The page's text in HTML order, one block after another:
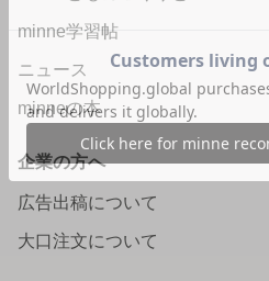
minne学習帖
ニュース
minneの本
企業の方へ
広告出稿について
大口注文について